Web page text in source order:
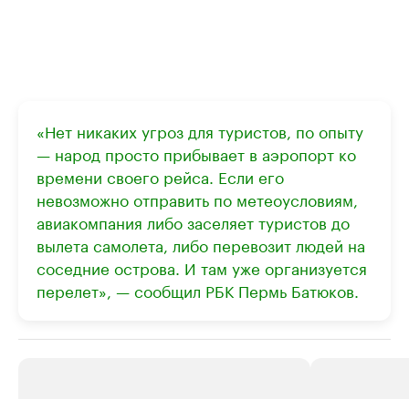
«Нет никаких угроз для туристов, по опыту
— народ просто прибывает в аэропорт ко
времени своего рейса. Если его
невозможно отправить по метеоусловиям,
авиакомпания либо заселяет туристов до
вылета самолета, либо перевозит людей на
соседние острова. И там уже организуется
перелет», — сообщил РБК Пермь Батюков.